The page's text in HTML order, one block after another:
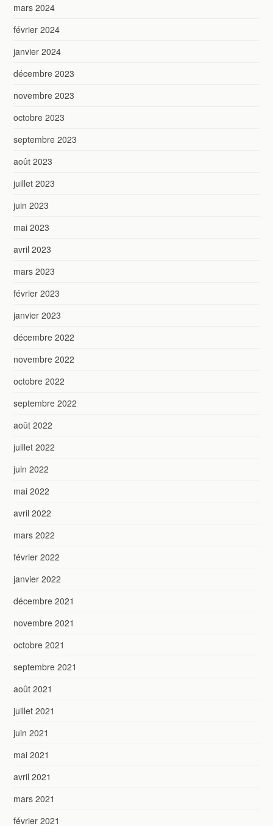
mars 2024
février 2024
janvier 2024
décembre 2023
novembre 2023
octobre 2023
septembre 2023
août 2023
juillet 2023
juin 2023
mai 2023
avril 2023
mars 2023
février 2023
janvier 2023
décembre 2022
novembre 2022
octobre 2022
septembre 2022
août 2022
juillet 2022
juin 2022
mai 2022
avril 2022
mars 2022
février 2022
janvier 2022
décembre 2021
novembre 2021
octobre 2021
septembre 2021
août 2021
juillet 2021
juin 2021
mai 2021
avril 2021
mars 2021
février 2021